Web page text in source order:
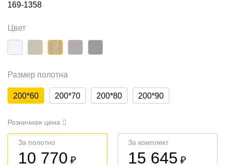
169-1358
Цвет
Размер полотна
200*60 200*70 200*80 200*90
Розничная цена
За полотно
10 770 ₽
За комплект
15 645 ₽